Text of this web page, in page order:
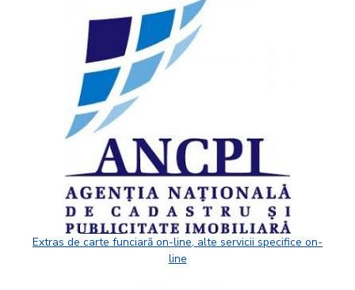
Extras de carte funciară on-line, alte servicii specifice on-
line